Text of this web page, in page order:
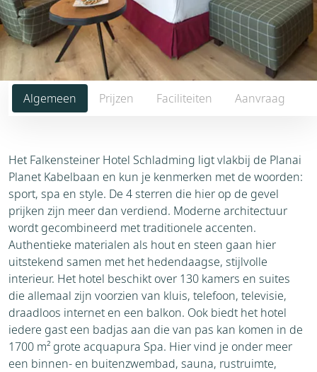
Algemeen Prijzen Faciliteiten Aanvraag
Het Falkensteiner Hotel Schladming ligt vlakbij de Planai
Planet Kabelbaan en kun je kenmerken met de woorden:
sport, spa en style. De 4 sterren die hier op de gevel
prijken zijn meer dan verdiend. Moderne architectuur
wordt gecombineerd met traditionele accenten.
Authentieke materialen als hout en steen gaan hier
uitstekend samen met het hedendaagse, stijlvolle
interieur. Het hotel beschikt over 130 kamers en suites
die allemaal zijn voorzien van kluis, telefoon, televisie,
draadloos internet en een balkon. Ook biedt het hotel
iedere gast een badjas aan die van pas kan komen in de
1700 m² grote acquapura Spa. Hier vind je onder meer
een binnen- en buitenzwembad, sauna, rustruimte,